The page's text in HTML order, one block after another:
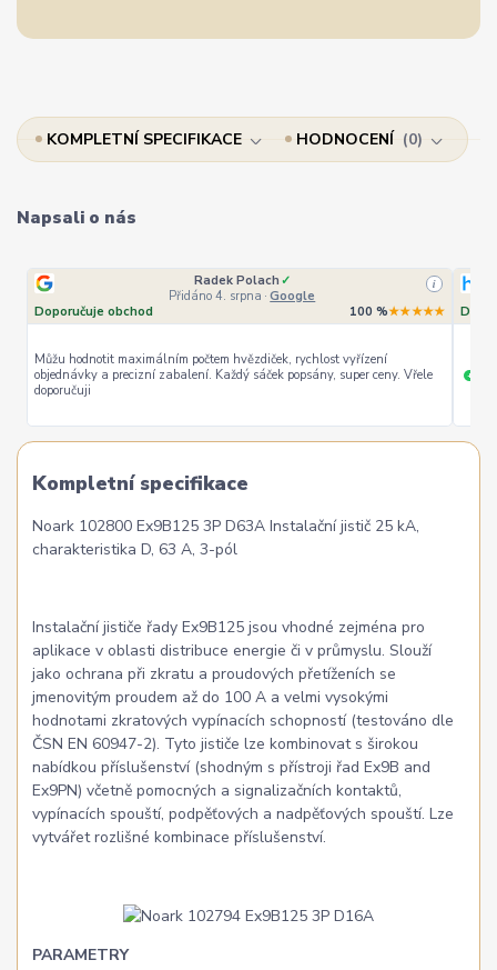
KOMPLETNÍ SPECIFIKACE HODNOCENÍ 0
Napsali o nás
Radek Polach ✓
Přidáno 4. srpna · Google
i
Doporučuje obchod 100 %★★★★★
Můžu hodnotit maximálním počtem hvězdiček, rychlost vyřízení
objednávky a precizní zabalení. Každý sáček popsány, super ceny. Vřele
doporučuji
+
Kompletní specifikace
Noark 102800 Ex9B125 3P D63A Instalační jistič 25 kA,
charakteristika D, 63 A, 3-pól
Instalační jističe řady Ex9B125 jsou vhodné zejména pro
aplikace v oblasti distribuce energie či v průmyslu. Slouží
jako ochrana při zkratu a proudových přetíženích se
jmenovitým proudem až do 100 A a velmi vysokými
hodnotami zkratových vypínacích schopností (testováno dle
ČSN EN 60947-2). Tyto jističe lze kombinovat s širokou
nabídkou příslušenství (shodným s přístroji řad Ex9B and
Ex9PN) včetně pomocných a signalizačních kontaktů,
vypínacích spouští, podpěťových a nadpěťových spouští. Lze
vytvářet rozlišné kombinace příslušenství.
PARAMETRY